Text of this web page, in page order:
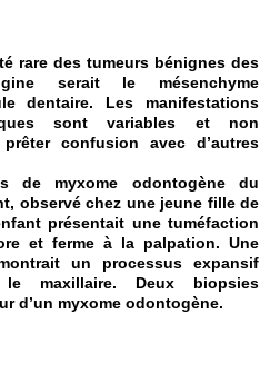
rare des tumeurs bénignes des
serait le mésenchyme
dentaire. Les manifestations
sont variables et non
confusion avec d’autres
de myxome odontogène du
observé chez une jeune fille de
présentait une tuméfaction
et ferme à la palpation. Une
un processus expansif
maxillaire. Deux biopsies
d’un myxome odontogène.